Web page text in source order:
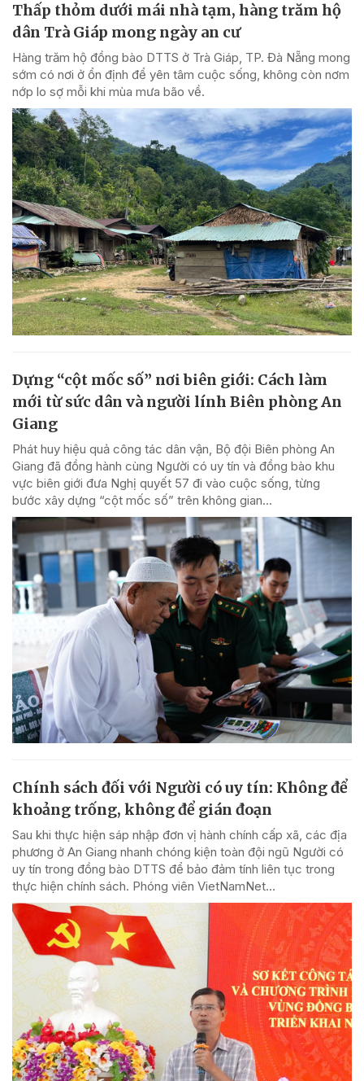
Thấp thỏm dưới mái nhà tạm, hàng trăm hộ
dân Trà Giáp mong ngày an cư
Hàng trăm hộ đồng bào DTTS ở Trà Giáp, TP. Đà Nẵng mong
sớm có nơi ở ổn định để yên tâm cuộc sống, không còn nơm
nớp lo sợ mỗi khi mùa mưa bão về.
Dựng “cột mốc số” nơi biên giới: Cách làm
mới từ sức dân và người lính Biên phòng An
Giang
Phát huy hiệu quả công tác dân vận, Bộ đội Biên phòng An
Giang đã đồng hành cùng Người có uy tín và đồng bào khu
vực biên giới đưa Nghị quyết 57 đi vào cuộc sống, từng
bước xây dựng “cột mốc số” trên không gian...
Chính sách đối với Người có uy tín: Không để
khoảng trống, không để gián đoạn
Sau khi thực hiện sáp nhập đơn vị hành chính cấp xã, các địa
phương ở An Giang nhanh chóng kiện toàn đội ngũ Người có
uy tín trong đồng bào DTTS để bảo đảm tính liên tục trong
thực hiện chính sách. Phóng viên VietNamNet...